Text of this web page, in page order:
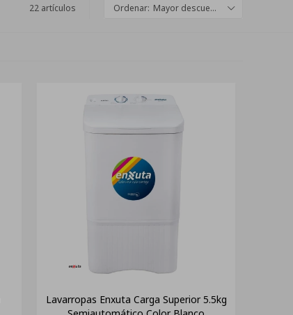
22 artículos Mayor descuento
Lavarropas Enxuta Carga Superior 5.5kg